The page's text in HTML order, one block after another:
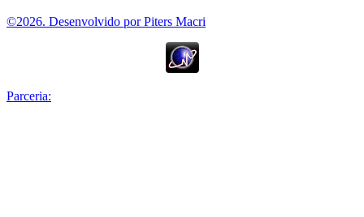
©2026. Desenvolvido por Piters Macri
Parceria: